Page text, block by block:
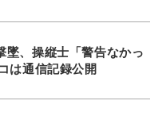
墜、操縦士「警告なかっ
は通信記録公開